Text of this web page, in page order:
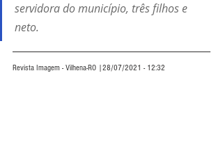
servidora do município, três filhos e
neto.
Revista Imagem - Vilhena-RO |28/07/2021 - 12:32